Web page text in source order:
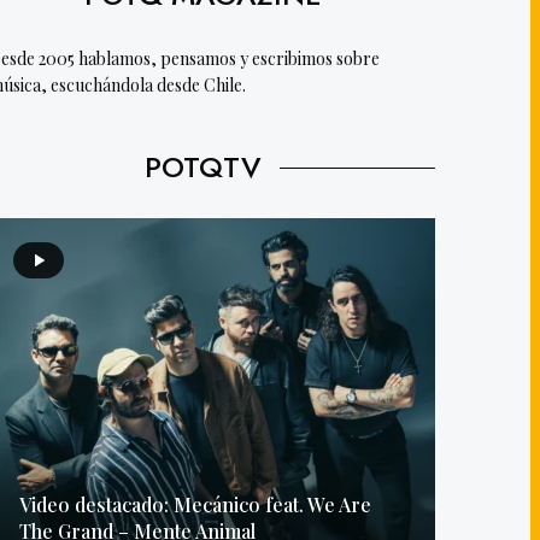
2005 hablamos, pensamos y escribimos sobre
escuchándola desde Chile.
POTQTV
Video destacado: Mecánico feat. We Are
The Grand – Mente Animal